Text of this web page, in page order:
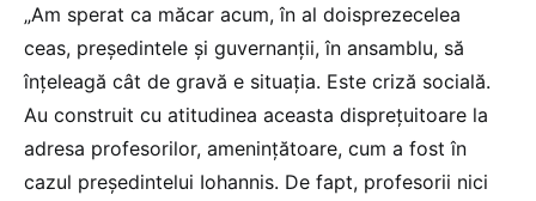
„Am sperat ca măcar acum, în al doisprezecelea
ceas, președintele și guvernanții, în ansamblu, să
înțeleagă cât de gravă e situația. Este criză socială.
Au construit cu atitudinea aceasta disprețuitoare la
adresa profesorilor, amenințătoare, cum a fost în
cazul președintelui Iohannis. De fapt, profesorii nici